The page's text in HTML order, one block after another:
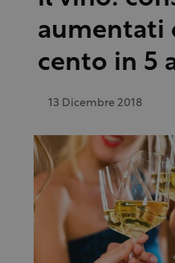
aumentati
cento in 5
13 Dicembre 2018